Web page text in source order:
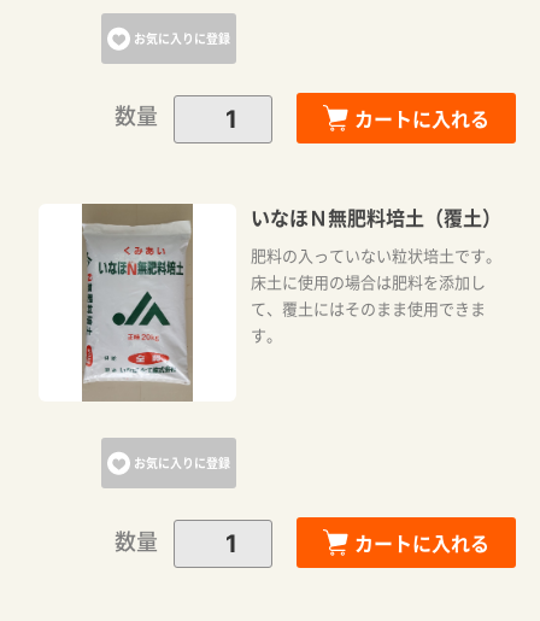
お気に入りに登録
数量 カートに入れる
お気に入りに登録
いなほＮ無肥料培土（覆土）
肥料の入っていない粒状培土です。
床土に使用の場合は肥料を添加し
て、覆土にはそのまま使用できま
す。
数量 カートに入れる
カートに追加しました。
お買い物を続ける